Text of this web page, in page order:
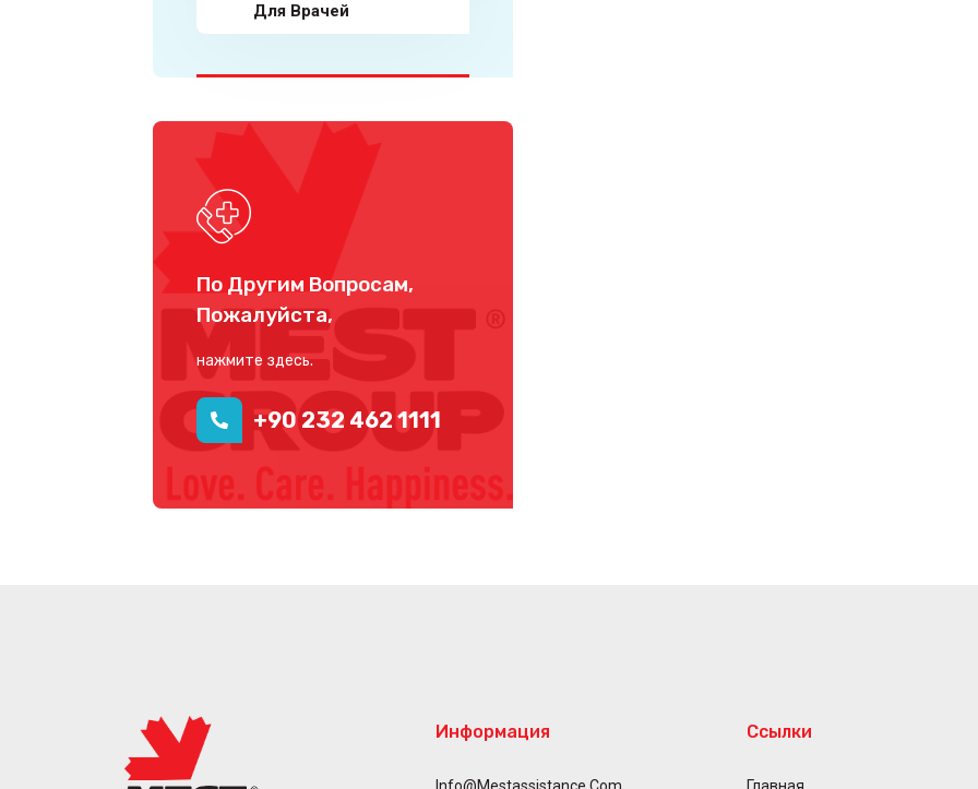
Для Врачей
По Другим Вопросам,
Пожалуйста,
нажмите здесь.
+90 232 462 1111
Информация Ссылки